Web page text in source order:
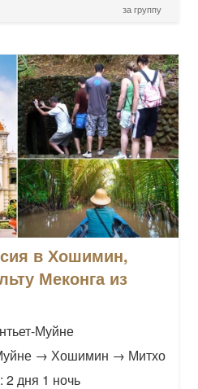
за группу
в Хошимин,
Меконга из
Муйне
→ Хошимин → Митхо
2 дня 1 ночь